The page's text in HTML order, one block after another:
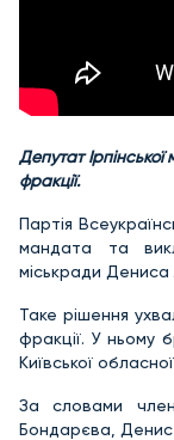
Депутат Ірпінської
фракції.
Партія
мандата та
міськради Дениса
Таке рішення
фракції. У ньому
Київської
За словами
Бондарєва, Денис